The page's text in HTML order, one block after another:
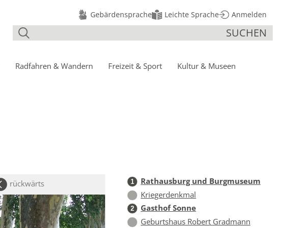
Gebärdensprache Leichte Sprache Anmelden
SUCHEN
Radfahren & Wandern Freizeit & Sport Kultur & Museen
rückwärts 1
Rathausburg und Burgmuseum
Kriegerdenkmal
2
Gasthof Sonne
Geburtshaus Robert Gradmann